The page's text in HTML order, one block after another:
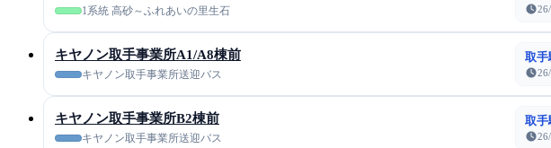
1系統 高砂～ふれあいの里生石
キヤノン取手事業所A1/A8棟前
キヤノン取手事業所送迎バス
取手
キヤノン取手事業所B2棟前
キヤノン取手事業所送迎バス
取手